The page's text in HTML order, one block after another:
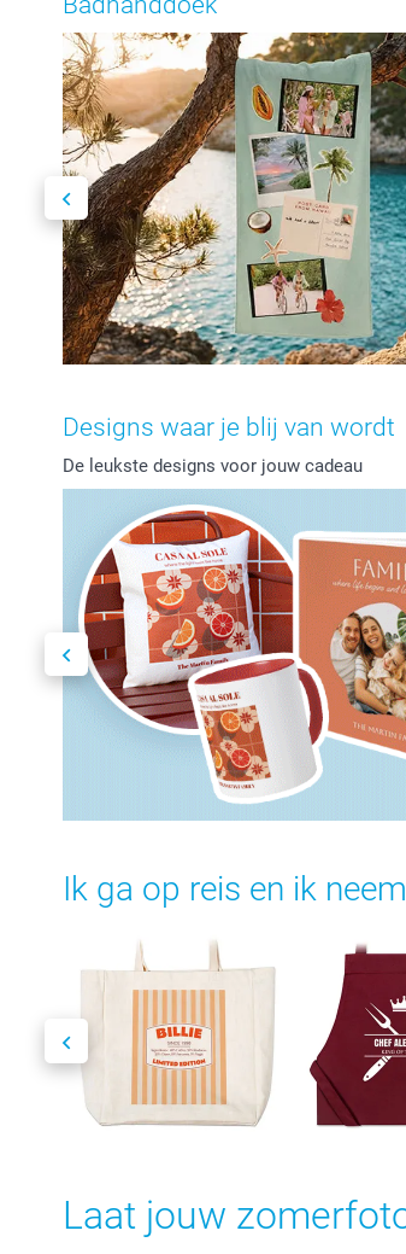
Designs waar je blij van wordt
De leukste designs voor jouw cadeau
Ik ga op reis en ik
Laat jouw